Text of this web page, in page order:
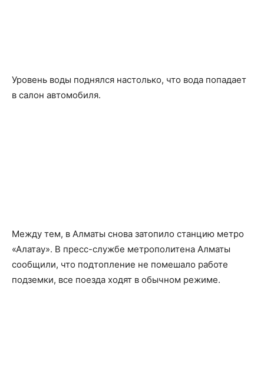
Уровень воды поднялся настолько, что вода попадает
в салон автомобиля.
Между тем, в Алматы снова затопило станцию метро
«Алатау». В пресс-службе метрополитена Алматы
сообщили, что подтопление не помешало работе
подземки, все поезда ходят в обычном режиме.